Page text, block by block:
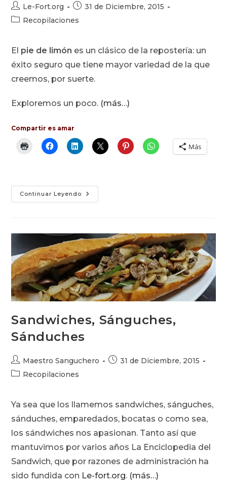
Autor
de
Le-Fort.org
Publicación
31 de Diciembre, 2015
Categoría
entrada:
Recopilaciones
El pie de limón es un clásico de la repostería: un
éxito seguro que tiene mayor variedad de la que
creemos, por suerte.
Exploremos un poco. (más…)
Compartir es amar
Más
Continuar Leyendo Pie
De
Sandwiches, Sánguches,
Sánduches
Autor
de
Maestro Sanguchero
Publicación
31 de Diciembre, 2015
Categoría
entrada:
Recopilaciones
Ya sea que los llamemos sandwiches, sánguches,
sánduches, emparedados, bocatas o como sea,
los sándwiches nos apasionan. Tanto así que
mantuvimos por varios años La Enciclopedia del
Sandwich, que por razones de administración ha
sido fundida con Le-fort.org. (más…)